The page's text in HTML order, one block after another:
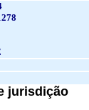
jurisdição